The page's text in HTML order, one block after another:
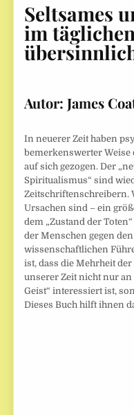
Seltsames
im
Autor: James
In neuerer Zeit haben
bemerkenswerter
auf sich gezogen. Der
Spiritualismus“ sind
Zeitschriftenschreibern.
Ursachen sind – ein
dem „Zustand der
der Menschen gegen
wissenschaftlichen
ist, dass die Mehrheit
unserer Zeit nicht nur
Geist“ interessiert ist,
Dieses Buch hilft ihnen